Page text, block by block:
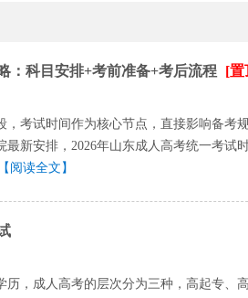
：科目安排+考前准备+考后流程 [置
考试时间作为核心节点，直接影响备考
新安排，2026年山东成人高考统一考试
【阅读全文】
，成人高考的层次分为三种，高起专、